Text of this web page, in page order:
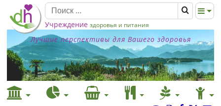
Учреждение здоровья и питания
Лучшие перспективы для Вашего здоровья